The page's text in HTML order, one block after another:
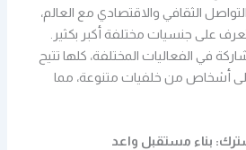
الثقافي والاقتصادي مع العالم،
على جنسيات مختلفة أكبر بكثير.
في الفعاليات المختلفة، كلها تتيح
أشخاص من خلفيات متنوعة، مما
بناء مستقبل واعد